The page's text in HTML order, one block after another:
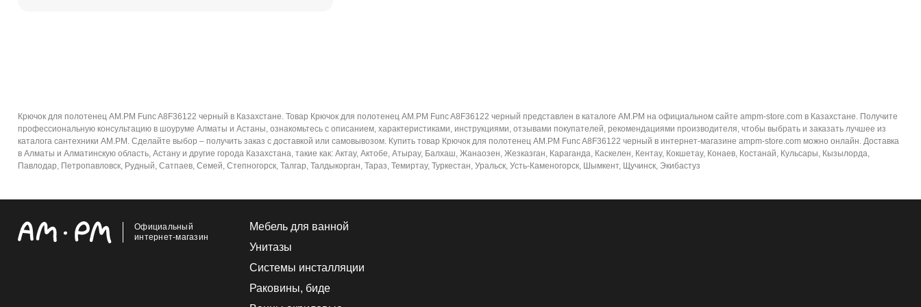
Крючок для полотенец AM.PM Func A8F36122 черный в Казахстане. Товар Крючок для полотенец AM.PM Func A8F36122 черный представлен в каталоге AM.PM на официальном сайте ampm-store.com в Казахстане. Получите
профессиональную консультацию в шоуруме Алматы и Астаны, ознакомьтесь с описанием, характеристиками, инструкциями, отзывами покупателей, рекомендациями производителя, чтобы выбрать и заказать лучшее из
каталога сантехники AM.PM. Сделайте выбор – получить заказ с доставкой или самовывозом. Купить товар Крючок для полотенец AM.PM Func A8F36122 черный в интернет-магазине ampm-store.com можно онлайн. Доставка
в Алматы и Алматинскую область, Астану и другие города Казахстана, такие как: Актау, Актобе, Атырау, Балхаш, Жанаозен, Жезказган, Караганда, Каскелен, Кентау, Кокшетау, Конаев, Костанай, Кульсары, Кызылорда,
Павлодар, Петропавловск, Рудный, Сатпаев, Семей, Степногорск, Талгар, Талдыкорган, Тараз, Темиртау, Туркестан, Уральск, Усть-Каменогорск, Шымкент, Щучинск, Экибастуз
Официальный
интернет-магазин
Мебель для ванной
Унитазы
Системы инсталляции
Раковины, биде